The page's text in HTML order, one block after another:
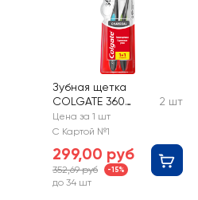
Зубная щетка
COLGATE 360
Уголь, средней
жесткости
2 шт
Цена за 1 шт
С Картой №1
299,00 руб
352,69 руб -15%
до 34 шт